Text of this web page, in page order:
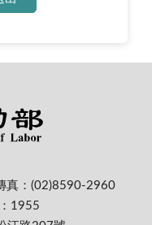
真：(02)8590-2960
1955